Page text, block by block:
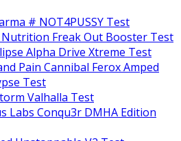
# NOT4PUSSY Test
Nutrition Freak Out Booster Test
Alpha Drive Xtreme Test
Pain Cannibal Ferox Amped
Test
Valhalla Test
Labs Conqu3r DMHA Edition